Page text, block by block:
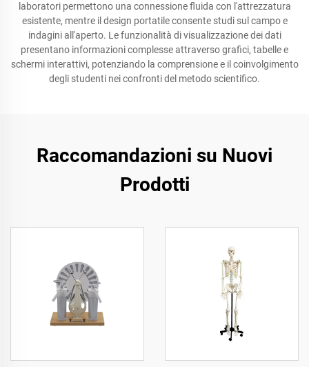
laboratori permettono una connessione fluida con l'attrezzatura
esistente, mentre il design portatile consente studi sul campo e
indagini all'aperto. Le funzionalità di visualizzazione dei dati
presentano informazioni complesse attraverso grafici, tabelle e
schermi interattivi, potenziando la comprensione e il coinvolgimento
degli studenti nei confronti del metodo scientifico.
Raccomandazioni su Nuovi
Prodotti